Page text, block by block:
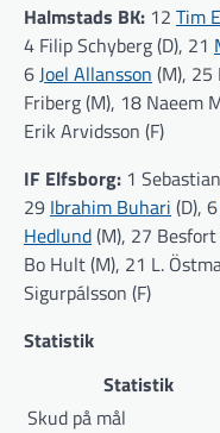
Halmstads BK: 12 Tim
4 Filip Schyberg (D), 21
6Joel Allansson (M), 25
Friberg (M), 18 Naeem
Erik Arvidsson (F)
IF Elfsborg: 1
29 Ibrahim Buhari (D), 6
Hedlund(M), 27
Bo Hult (M), 21 L.
Sigurpálsson (F)
Statistik
Statistik
Skud på mål